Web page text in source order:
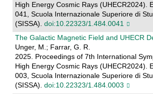
High Energy Cosmic Rays (UHECR2024).
041, Scuola Internazionale Superiore di
(SISSA). doi:10.22323/1.484.0041
The Galactic Magnetic Field and UHECR
Unger, M.; Farrar, G. R.
2025. Proceedings of 7th International
High Energy Cosmic Rays (UHECR2024).
003, Scuola Internazionale Superiore di
(SISSA). doi:10.22323/1.484.0003